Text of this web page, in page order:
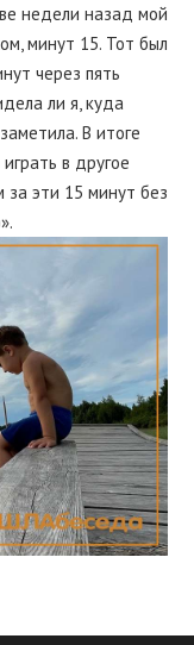
недели назад мой
минут 15. Тот был
через пять
ли я, куда
В итоге
в другое
за эти 15 минут без